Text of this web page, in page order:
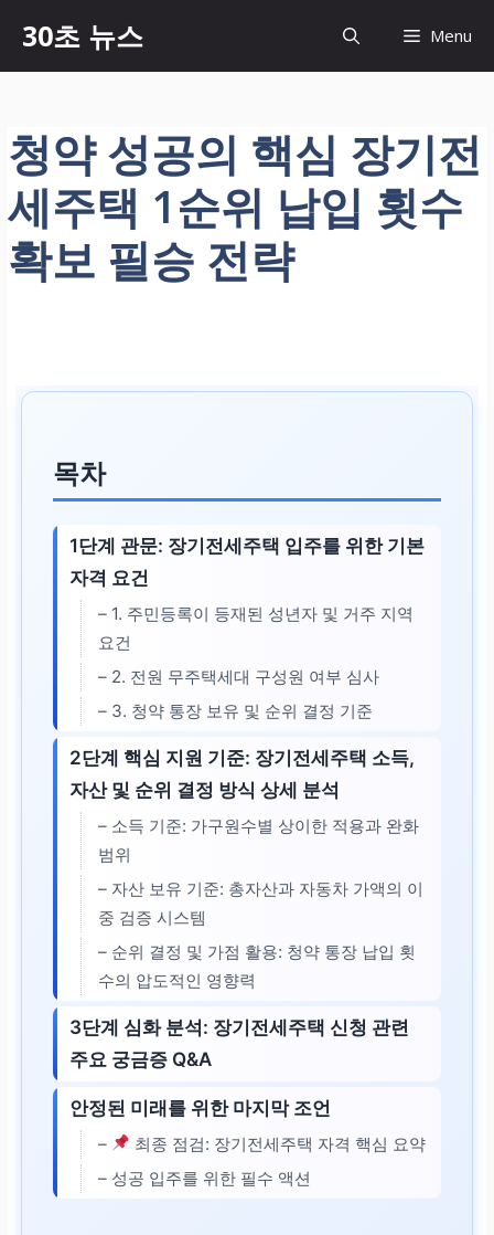
츠
너
뛰
기
30초 뉴스 Menu
청약 성공의 핵심 장기전
세주택 1순위 납입 횟수
확보 필승 전략
목차
1단계 관문: 장기전세주택 입주를 위한 기본
자격 요건
– 1. 주민등록이 등재된 성년자 및 거주 지역
요건
– 2. 전원 무주택세대 구성원 여부 심사
– 3. 청약 통장 보유 및 순위 결정 기준
2단계 핵심 지원 기준: 장기전세주택 소득,
자산 및 순위 결정 방식 상세 분석
– 소득 기준: 가구원수별 상이한 적용과 완화
범위
– 자산 보유 기준: 총자산과 자동차 가액의 이
중 검증 시스템
– 순위 결정 및 가점 활용: 청약 통장 납입 횟
수의 압도적인 영향력
3단계 심화 분석: 장기전세주택 신청 관련
주요 궁금증 Q&A
안정된 미래를 위한 마지막 조언
–
최종 점검: 장기전세주택 자격 핵심 요약
– 성공 입주를 위한 필수 액션